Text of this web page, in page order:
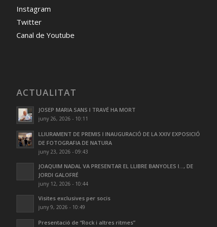
Instagram
Twitter
Canal de Youtube
ACTUALITAT
JOSEP MARIA SANS I TRAVÉ HA MORT
juny 26, 2026 - 10:11
LLIURAMENT DE PREMIS I INAUGURACIÓ DE LA XXIV EXPOSICIÓ
DE FOTOGRAFIA DE NATURA
juny 23, 2026 - 09:43
JOAQUIM NADAL VA PRESENTAR EL LLIBRE BANYOLES I…, DE
JORDI GALOFRÉ
juny 12, 2026 - 10:44
Visites exclusives per socis
juny 9, 2026 - 10:49
Presentació de “Rock i altres ritmes”